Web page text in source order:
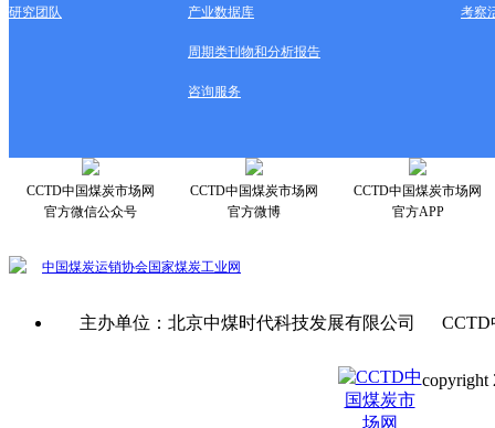
研究团队 产业数据库 考察
周期类刊物和分析报告
咨询服务
CCTD中国煤炭市场网
官方微信公众号
CCTD中国煤炭市场网
官方微博
CCTD中国煤炭市场网
官方APP
中国煤炭运销协会国家煤炭工业网
主办单位：北京中煤时代科技发展有限公司
copyright